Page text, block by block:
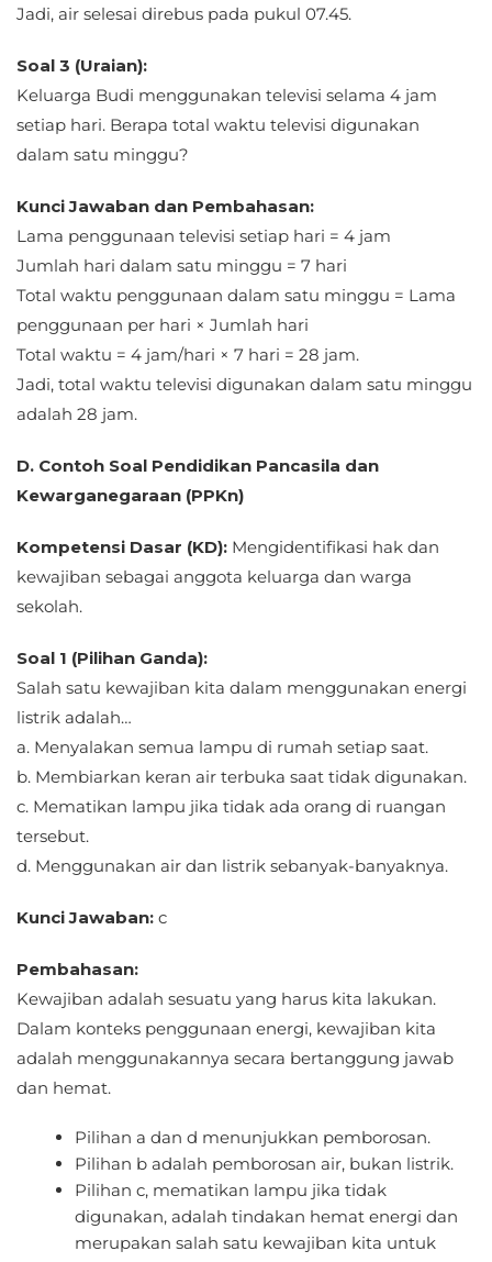
Jadi, air selesai direbus pada pukul 07.45.
Soal 3 (Uraian):
Keluarga Budi menggunakan televisi selama 4 jam
setiap hari. Berapa total waktu televisi digunakan
dalam satu minggu?
Kunci Jawaban dan Pembahasan:
Lama penggunaan televisi setiap hari = 4 jam
Jumlah hari dalam satu minggu = 7 hari
Total waktu penggunaan dalam satu minggu = Lama
penggunaan per hari × Jumlah hari
Total waktu = 4 jam/hari × 7 hari = 28 jam.
Jadi, total waktu televisi digunakan dalam satu minggu
adalah 28 jam.
D. Contoh Soal Pendidikan Pancasila dan
Kewarganegaraan (PPKn)
Kompetensi Dasar (KD): Mengidentifikasi hak dan
kewajiban sebagai anggota keluarga dan warga
sekolah.
Soal 1 (Pilihan Ganda):
Salah satu kewajiban kita dalam menggunakan energi
listrik adalah…
a. Menyalakan semua lampu di rumah setiap saat.
b. Membiarkan keran air terbuka saat tidak digunakan.
c. Mematikan lampu jika tidak ada orang di ruangan
tersebut.
d. Menggunakan air dan listrik sebanyak-banyaknya.
Kunci Jawaban: c
Pembahasan:
Kewajiban adalah sesuatu yang harus kita lakukan.
Dalam konteks penggunaan energi, kewajiban kita
adalah menggunakannya secara bertanggung jawab
dan hemat.
Pilihan a dan d menunjukkan pemborosan.
Pilihan b adalah pemborosan air, bukan listrik.
Pilihan c, mematikan lampu jika tidak
digunakan, adalah tindakan hemat energi dan
merupakan salah satu kewajiban kita untuk